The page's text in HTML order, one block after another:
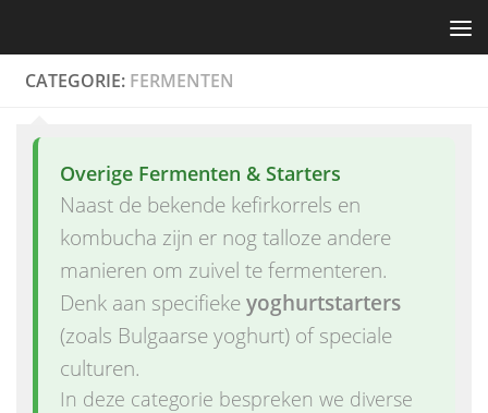
CATEGORIE: FERMENTEN
Overige Fermenten & Starters
Naast de bekende kefirkorrels en
kombucha zijn er nog talloze andere
manieren om zuivel te fermenteren.
Denk aan specifiekeyoghurtstarters
(zoals Bulgaarse yoghurt) of speciale
culturen.
In deze categorie bespreken we diverse